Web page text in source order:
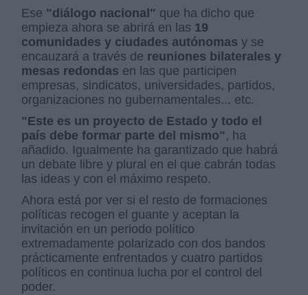
Ese "diálogo nacional" que ha dicho que
empieza ahora se abrirá en las 19
comunidades y ciudades autónomas y se
encauzará a través de reuniones bilaterales y
mesas redondas en las que participen
empresas, sindicatos, universidades, partidos,
organizaciones no gubernamentales... etc.
"Este es un proyecto de Estado y todo el
país debe formar parte del mismo" , ha
añadido. Igualmente ha garantizado que habrá
un debate libre y plural en el que cabrán todas
las ideas y con el máximo respeto.
Ahora está por ver si el resto de formaciones
políticas recogen el guante y aceptan la
invitación en un periodo político
extremadamente polarizado con dos bandos
prácticamente enfrentados y cuatro partidos
políticos en continua lucha por el control del
poder.